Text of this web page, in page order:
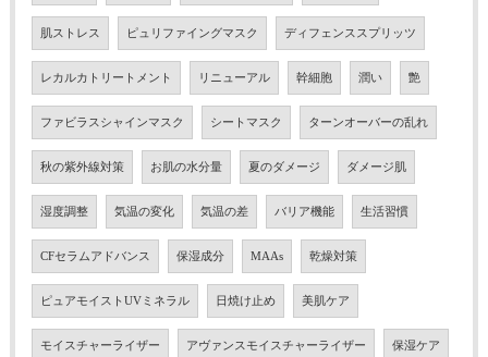
肌ストレス ピュリファイングマスク ディフェンススプリッツ
レカルカトリートメント リニューアル 幹細胞 潤い 艶
ファビラスシャインマスク シートマスク ターンオーバーの乱れ
秋の紫外線対策 お肌の水分量 夏のダメージ ダメージ肌
湿度調整 気温の変化 気温の差 バリア機能 生活習慣
CFセラムアドバンス 保湿成分 MAAs 乾燥対策
ピュアモイストUVミネラル 日焼け止め 美肌ケア
モイスチャーライザー アヴァンスモイスチャーライザー 保湿ケア